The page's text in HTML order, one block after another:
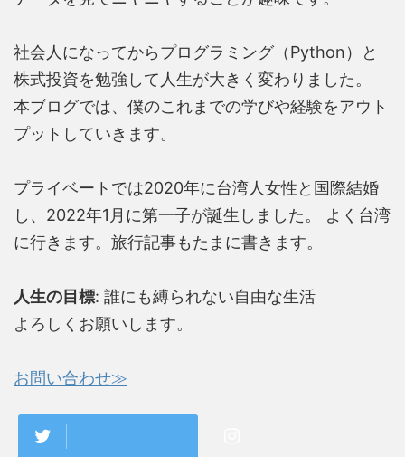
社会人になってからプログラミング（Python）と
株式投資を勉強して人生が大きく変わりました。
本ブログでは、僕のこれまでの学びや経験をアウト
プットしていきます。
プライベートでは2020年に台湾人女性と国際結婚
し、2022年1月に第一子が誕生しました。 よく台湾
に行きます。旅行記事もたまに書きます。
人生の目標: 誰にも縛られない自由な生活
よろしくお願いします。
お問い合わせ≫